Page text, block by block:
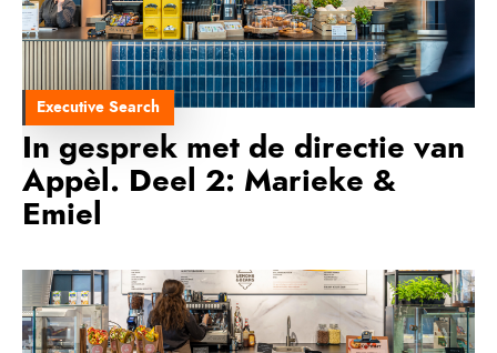
Executive Search
In gesprek met de directie van
Appèl. Deel 2: Marieke &
Emiel